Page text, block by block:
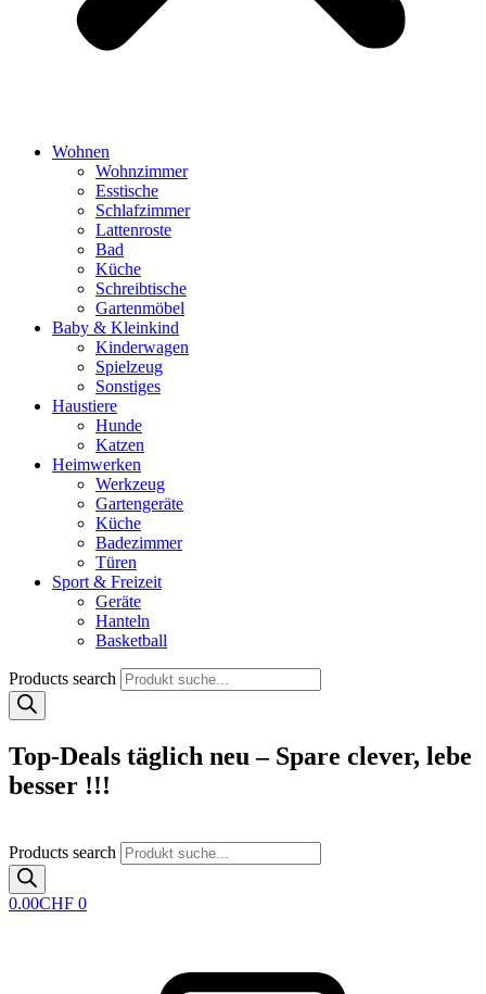
Wohnen
Wohnzimmer
Esstische
Schlafzimmer
Lattenroste
Bad
Küche
Schreibtische
Gartenmöbel
Baby & Kleinkind
Kinderwagen
Spielzeug
Sonstiges
Haustiere
Hunde
Katzen
Heimwerken
Werkzeug
Gartengeräte
Küche
Badezimmer
Türen
Sport & Freizeit
Geräte
Hanteln
Basketball
Products search
Top-Deals täglich neu – Spare clever, lebe
besser !!!
Products search
0.00CHF 0